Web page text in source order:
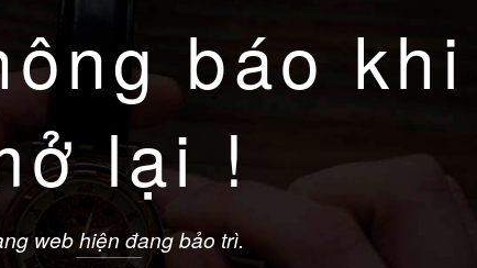
báo
lại !
web hiện đang bảo trì.